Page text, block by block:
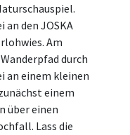
an den JOSKA
Am
durch
an einem kleinen
einem
über einen
Lass die